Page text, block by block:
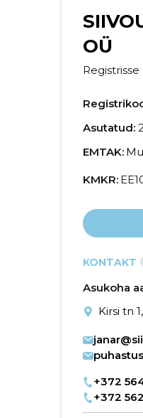
OÜ
Asutatud:
EMTAK:
KMKR:
KONTAKT
Asukoha
Kirsi tn
+372
+372